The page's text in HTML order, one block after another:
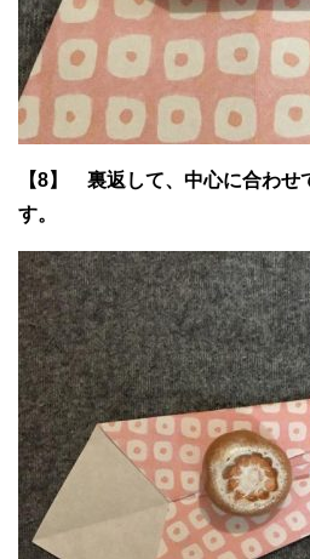
【8】 裏返して、中心に合わせ
す。